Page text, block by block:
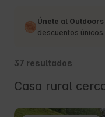
Únete al Outdoors
descuentos únicos.
37 resultados
Casa rural